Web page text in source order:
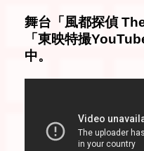
舞台「風都探偵
「東映特撮
中。